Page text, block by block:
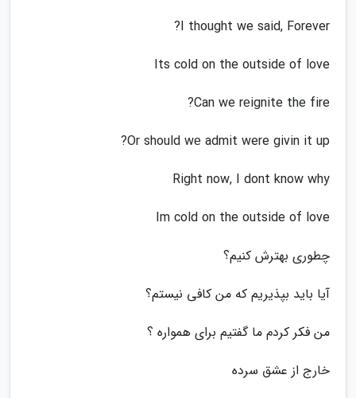
I thought we said, Forever?
Its cold on the outside of love
Can we rеignite the fire?
Or should wе admit were givin it up?
Right now, I dont know why
Im cold on the outside of love
چطوری بهترش کنیم؟
آیا باید بپذیریم که من کافی نیستم؟
من فکر کردم ما گفتیم برای همواره ؟
خارج از عشق سرده